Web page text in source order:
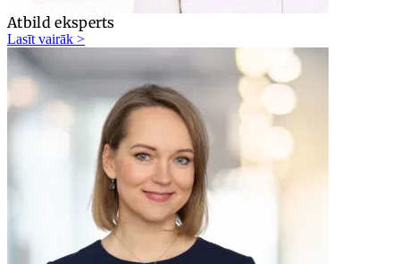
Atbild eksperts
Lasīt vairāk >